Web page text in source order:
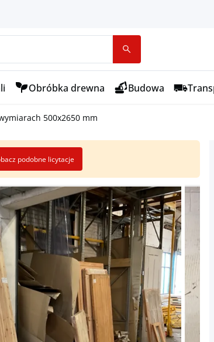
Obróbka drewna Budowa
500x2650 mm
podobne licytacje